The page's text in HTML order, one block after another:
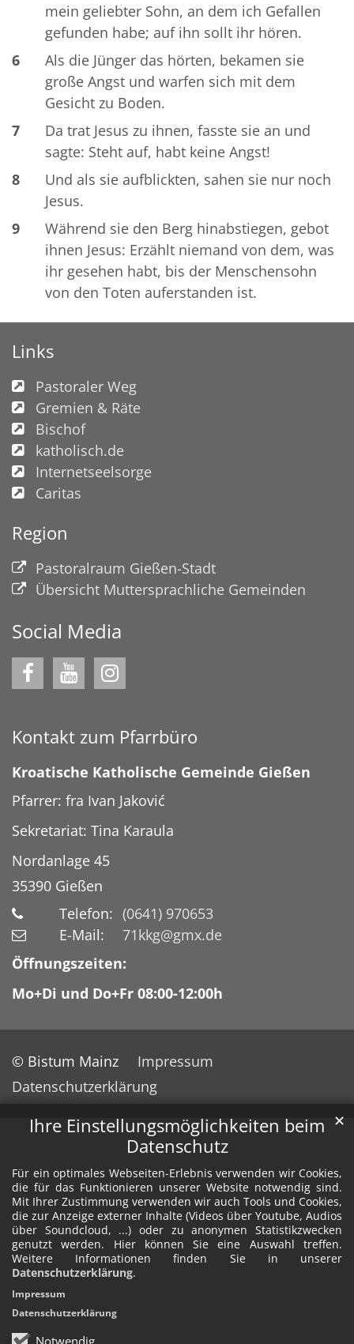
Ihre Einstellungsmöglichkeiten beim
Datenschutz
Für ein optimales Webseiten-Erlebnis verwenden wir Cookies,
die für das Funktionieren unserer Website notwendig sind.
Mit Ihrer Zustimmung verwenden wir auch Tools und Cookies,
die zur Anzeige externer Inhalte (Videos über Youtube, Audios
über Soundcloud, ...) oder zu anonymen Statistikzwecken
genutzt werden. Hier können Sie eine Auswahl treffen.
Weitere Informationen finden Sie in unserer
Datenschutzerklärung.
✕
Impressum
Datenschutzerklärung
mein geliebter Sohn, an dem ich Gefallen
gefunden habe; auf ihn sollt ihr hören.
6
Als die Jünger das hörten, bekamen sie
große Angst und warfen sich mit dem
Gesicht zu Boden.
7
Da trat Jesus zu ihnen, fasste sie an und
sagte: Steht auf, habt keine Angst!
8
Und als sie aufblickten, sahen sie nur noch
Jesus.
9
Während sie den Berg hinabstiegen, gebot
ihnen Jesus: Erzählt niemand von dem, was
ihr gesehen habt, bis der Menschensohn
von den Toten auferstanden ist.
Links
Pastoraler Weg
Gremien & Räte
Bischof
katholisch.de
Internetseelsorge
Caritas
Region
Pastoralraum Gießen-Stadt
Übersicht Muttersprachliche Gemeinden
Social Media
Kontakt zum Pfarrbüro
Kroatische Katholische Gemeinde Gießen
Pfarrer: fra Ivan Jaković
Sekretariat: Tina Karaula
Nordanlage 45
35390 Gießen
Telefon: (0641) 970653
E-Mail:
71kkg@gmx.de
Öffnungszeiten:
Mo+Di und Do+Fr 08:00-12:00h
© Bistum Mainz
Impressum
Datenschutzerklärung